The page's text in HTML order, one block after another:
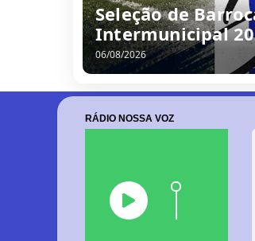
Seleção de
Intermunicipal
06/08/2026
RÁDIO NOSSA VOZ